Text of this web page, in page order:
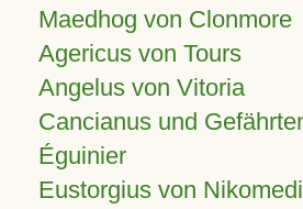
Maedhog von Clonmore
Agericus von Tours
Angelus von Vitoria
Cancianus und
Éguinier
Eustorgius von